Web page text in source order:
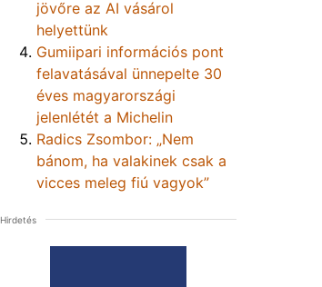
jövőre az AI vásárol
helyettünk
Gumiipari információs pont
felavatásával ünnepelte 30
éves magyarországi
jelenlétét a Michelin
Radics Zsombor: „Nem
bánom, ha valakinek csak a
vicces meleg fiú vagyok”
Hirdetés